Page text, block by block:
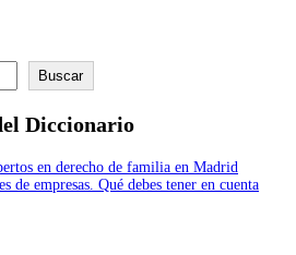
Buscar
Diccionario
en derecho de familia en Madrid
de empresas. Qué debes tener en cuenta